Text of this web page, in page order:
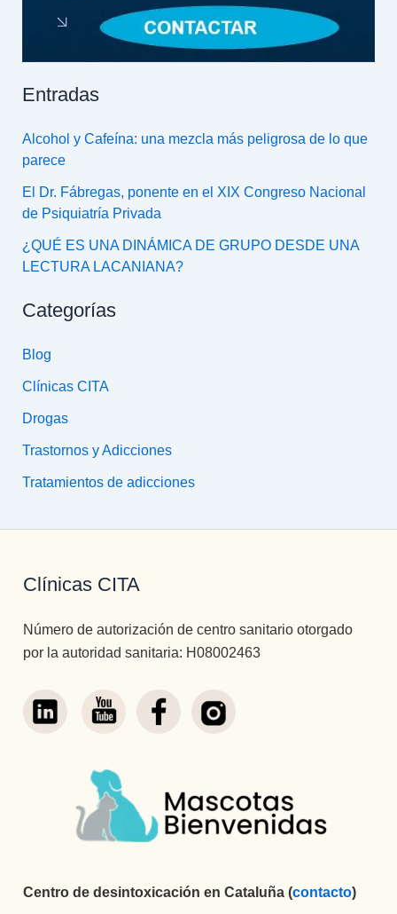
Entradas
Alcohol y Cafeína: una mezcla más peligrosa de lo que
parece
El Dr. Fábregas, ponente en el XIX Congreso Nacional
de Psiquiatría Privada
¿QUÉ ES UNA DINÁMICA DE GRUPO DESDE UNA
LECTURA LACANIANA?
Categorías
Blog
Clínicas CITA
Drogas
Trastornos y Adicciones
Tratamientos de adicciones
Clínicas CITA
Número de autorización de centro sanitario otorgado
por la autoridad sanitaria: H08002463
Centro de desintoxicación en Cataluña (contacto)